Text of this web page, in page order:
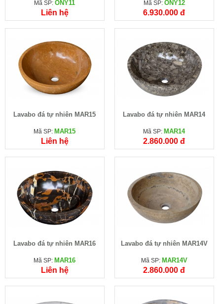
Mã SP:ONY11
Liên hệ
Mã SP: ONY12
6.930.000 đ
Lavabo đá tự nhiên MAR15
Mã SP: MAR15
Liên hệ
Lavabo đá tự nhiên MAR14
Mã SP: MAR14
2.860.000 đ
Lavabo đá tự nhiên MAR16
Mã SP: MAR16
Liên hệ
Lavabo đá tự nhiên MAR14V
Mã SP: MAR14V
2.860.000 đ